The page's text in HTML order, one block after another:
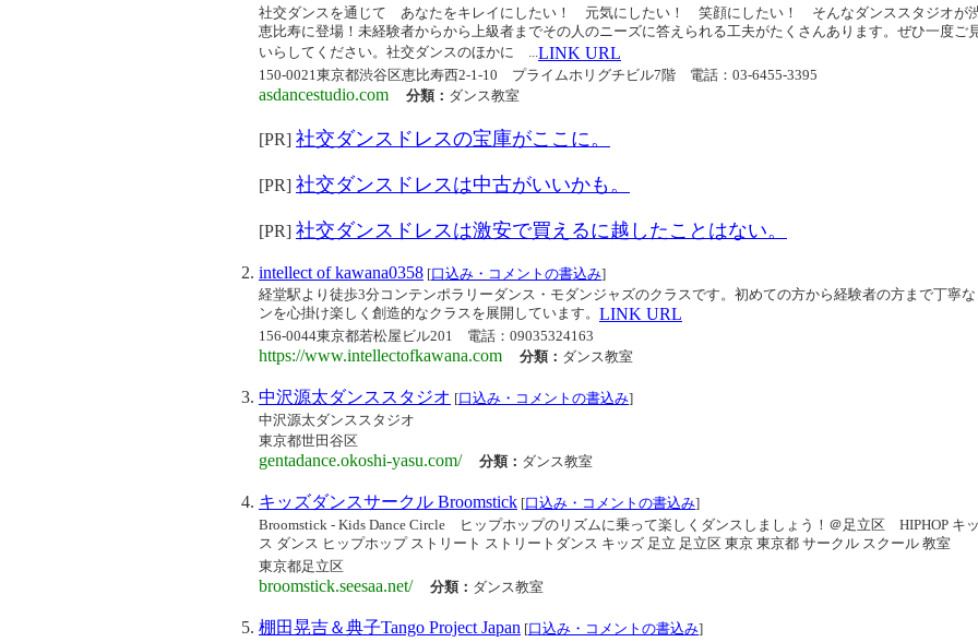
社交ダンスを通じて あなたをキレイにしたい！ 元気にしたい！ 笑顔にしたい！ そんなダンススタジオが
恵比寿に登場！未経験者からから上級者までその人のニーズに答えられる工夫がたくさんあります。ぜひ一度ご
いらしてください。社交ダンスのほかに ...LINK URL
150-0021東京都渋谷区恵比寿西2-1-10 プライムホリグチビル7階 電話：03-6455-3395
asdancestudio.com 分類： ダンス教室
[PR] 社交ダンスドレスの宝庫がここに。
[PR] 社交ダンスドレスは中古がいいかも。
[PR] 社交ダンスドレスは激安で買えるに越したことはない。
intellect of kawana0358 [口込み・コメントの書込み]
経堂駅より徒歩3分コンテンポラリーダンス・モダンジャズのクラスです。初めての方から経験者の方まで丁寧
ンを心掛け楽しく創造的なクラスを展開しています。 LINK URL
156-0044東京都若松屋ビル201 電話：09035324163
https://www.intellectofkawana.com 分類： ダンス教室
中沢源太ダンススタジオ [口込み・コメントの書込み]
中沢源太ダンススタジオ
東京都世田谷区
gentadance.okoshi-yasu.com/ 分類： ダンス教室
キッズダンスサークル Broomstick [口込み・コメントの書込み]
Broomstick - Kids Dance Circle ヒップホップのリズムに乗って楽しくダンスしましょう！＠足立区 HIPHOP キ
ス ダンス ヒップホップ ストリート ストリートダンス キッズ 足立 足立区 東京 東京都 サークル スクール 教室
東京都足立区
broomstick.seesaa.net/ 分類： ダンス教室
棚田晃吉＆典子Tango Project Japan [口込み・コメントの書込み]